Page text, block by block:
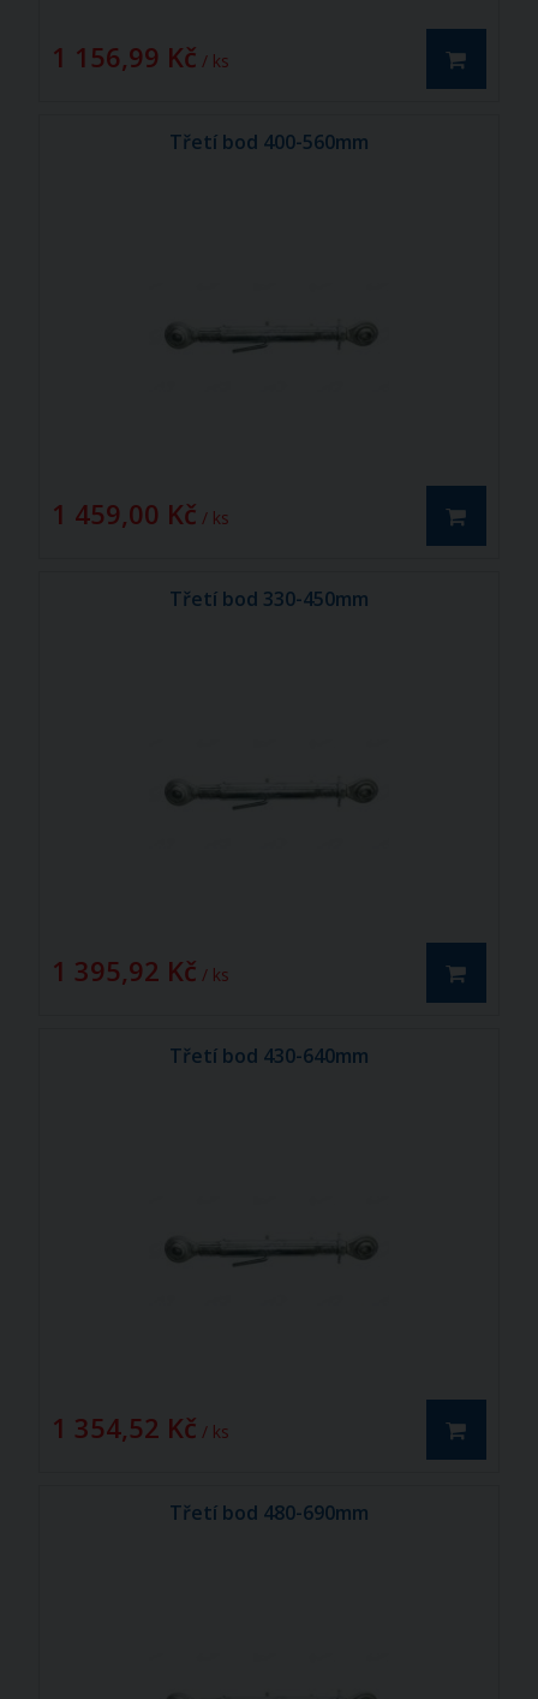
1 156,99 Kč / ks
Třetí bod 400-560mm
1 459,00 Kč / ks
Třetí bod 330-450mm
1 395,92 Kč / ks
Třetí bod 430-640mm
1 354,52 Kč / ks
Třetí bod 480-690mm